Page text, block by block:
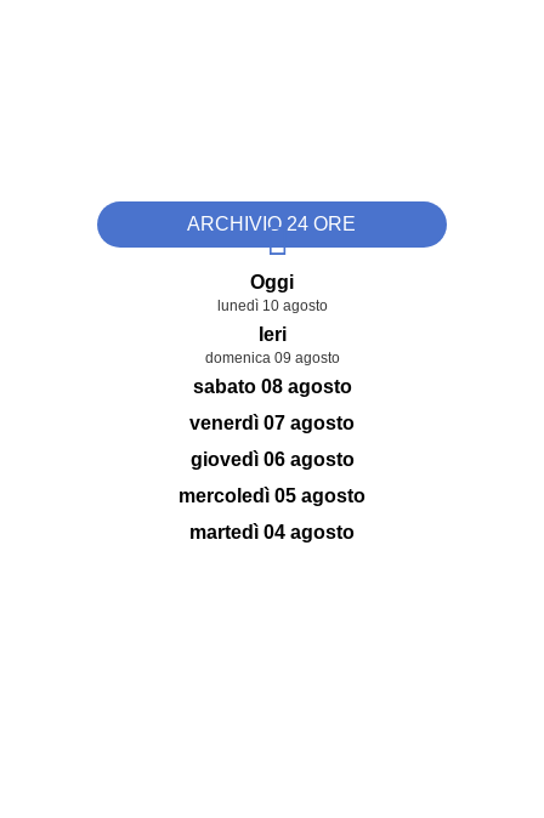
ARCHIVIO 24 ORE
Oggi
lunedì 10 agosto
Ieri
domenica 09 agosto
sabato 08 agosto
venerdì 07 agosto
giovedì 06 agosto
mercoledì 05 agosto
martedì 04 agosto